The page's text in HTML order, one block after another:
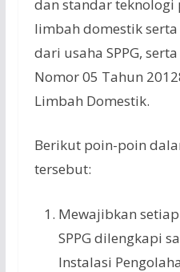
dan standar teknologi
limbah domestik
dari usaha SPPG,
Nomor 05 Tahun
Limbah Domestik.
Berikut poin-poin
tersebut:
Mewajibkan
SPPG dilengkapi
Instalasi